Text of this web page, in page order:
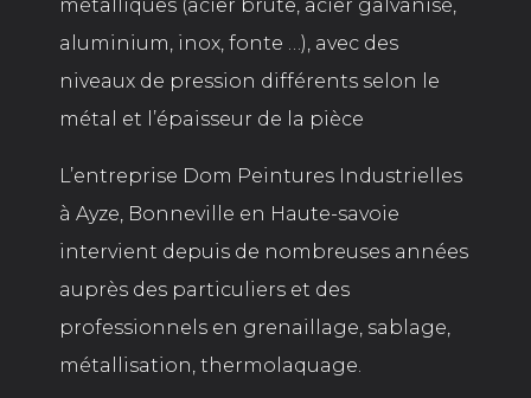
métalliques (acier brute, acier galvanisé,
aluminium, inox, fonte …), avec des
niveaux de pression différents selon le
métal et l’épaisseur de la pièce
L’entreprise Dom Peintures Industrielles
à Ayze, Bonneville en Haute-savoie
intervient depuis de nombreuses années
auprès des particuliers et des
professionnels en grenaillage, sablage,
métallisation, thermolaquage.